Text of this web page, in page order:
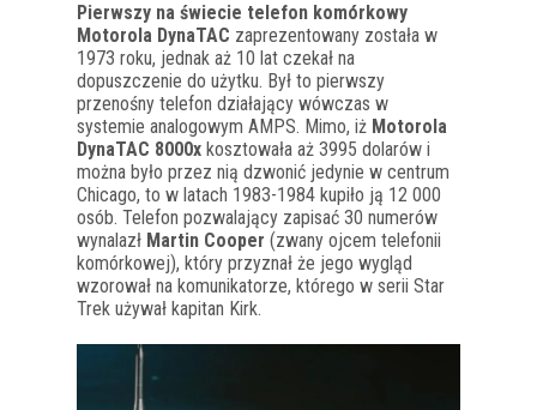
Pierwszy na świecie telefon komórkowy
Motorola DynaTAC zaprezentowany została w
1973 roku, jednak aż 10 lat czekał na
dopuszczenie do użytku. Był to pierwszy
przenośny telefon działający wówczas w
systemie analogowym AMPS. Mimo, iż Motorola
DynaTAC 8000x kosztowała aż 3995 dolarów i
można było przez nią dzwonić jedynie w centrum
Chicago, to w latach 1983-1984 kupiło ją 12 000
osób. Telefon pozwalający zapisać 30 numerów
wynalazł Martin Cooper (zwany ojcem telefonii
komórkowej), który przyznał że jego wygląd
wzorował na komunikatorze, którego w serii Star
Trek używał kapitan Kirk.